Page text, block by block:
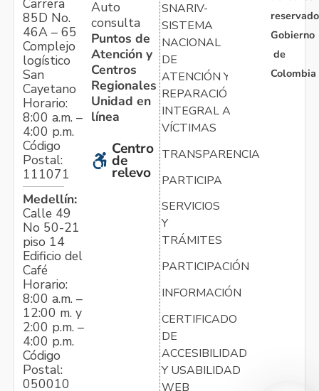
Carrera
85D No.
46A – 65
Complejo
logístico
San
Cayetano
Horario:
8:00 a.m. –
4:00 p.m.
Código
Postal:
111071
Medellín:
Calle 49
No 50-21
piso 14
Edificio del
Café
Horario:
8:00 a.m. –
12:00 m. y
2:00 p.m. –
4:00 p.m.
Código
Postal:
050010
Auto
consulta
Puntos de
Atención y
Centros
Regionales
Unidad en
línea
Centro
de
relevo
SNARIV-
SISTEMA
NACIONAL
DE
ATENCIÓN Y
REPARACIÓN
INTEGRAL A
VÍCTIMAS
TRANSPARENCIA
PARTICIPA
SERVICIOS
Y
TRÁMITES
PARTICIPACIÓN
INFORMACIÓN
CERTIFICADO
DE
ACCESIBILIDAD
Y USABILIDAD
WEB
Gobierno
de
Colombia